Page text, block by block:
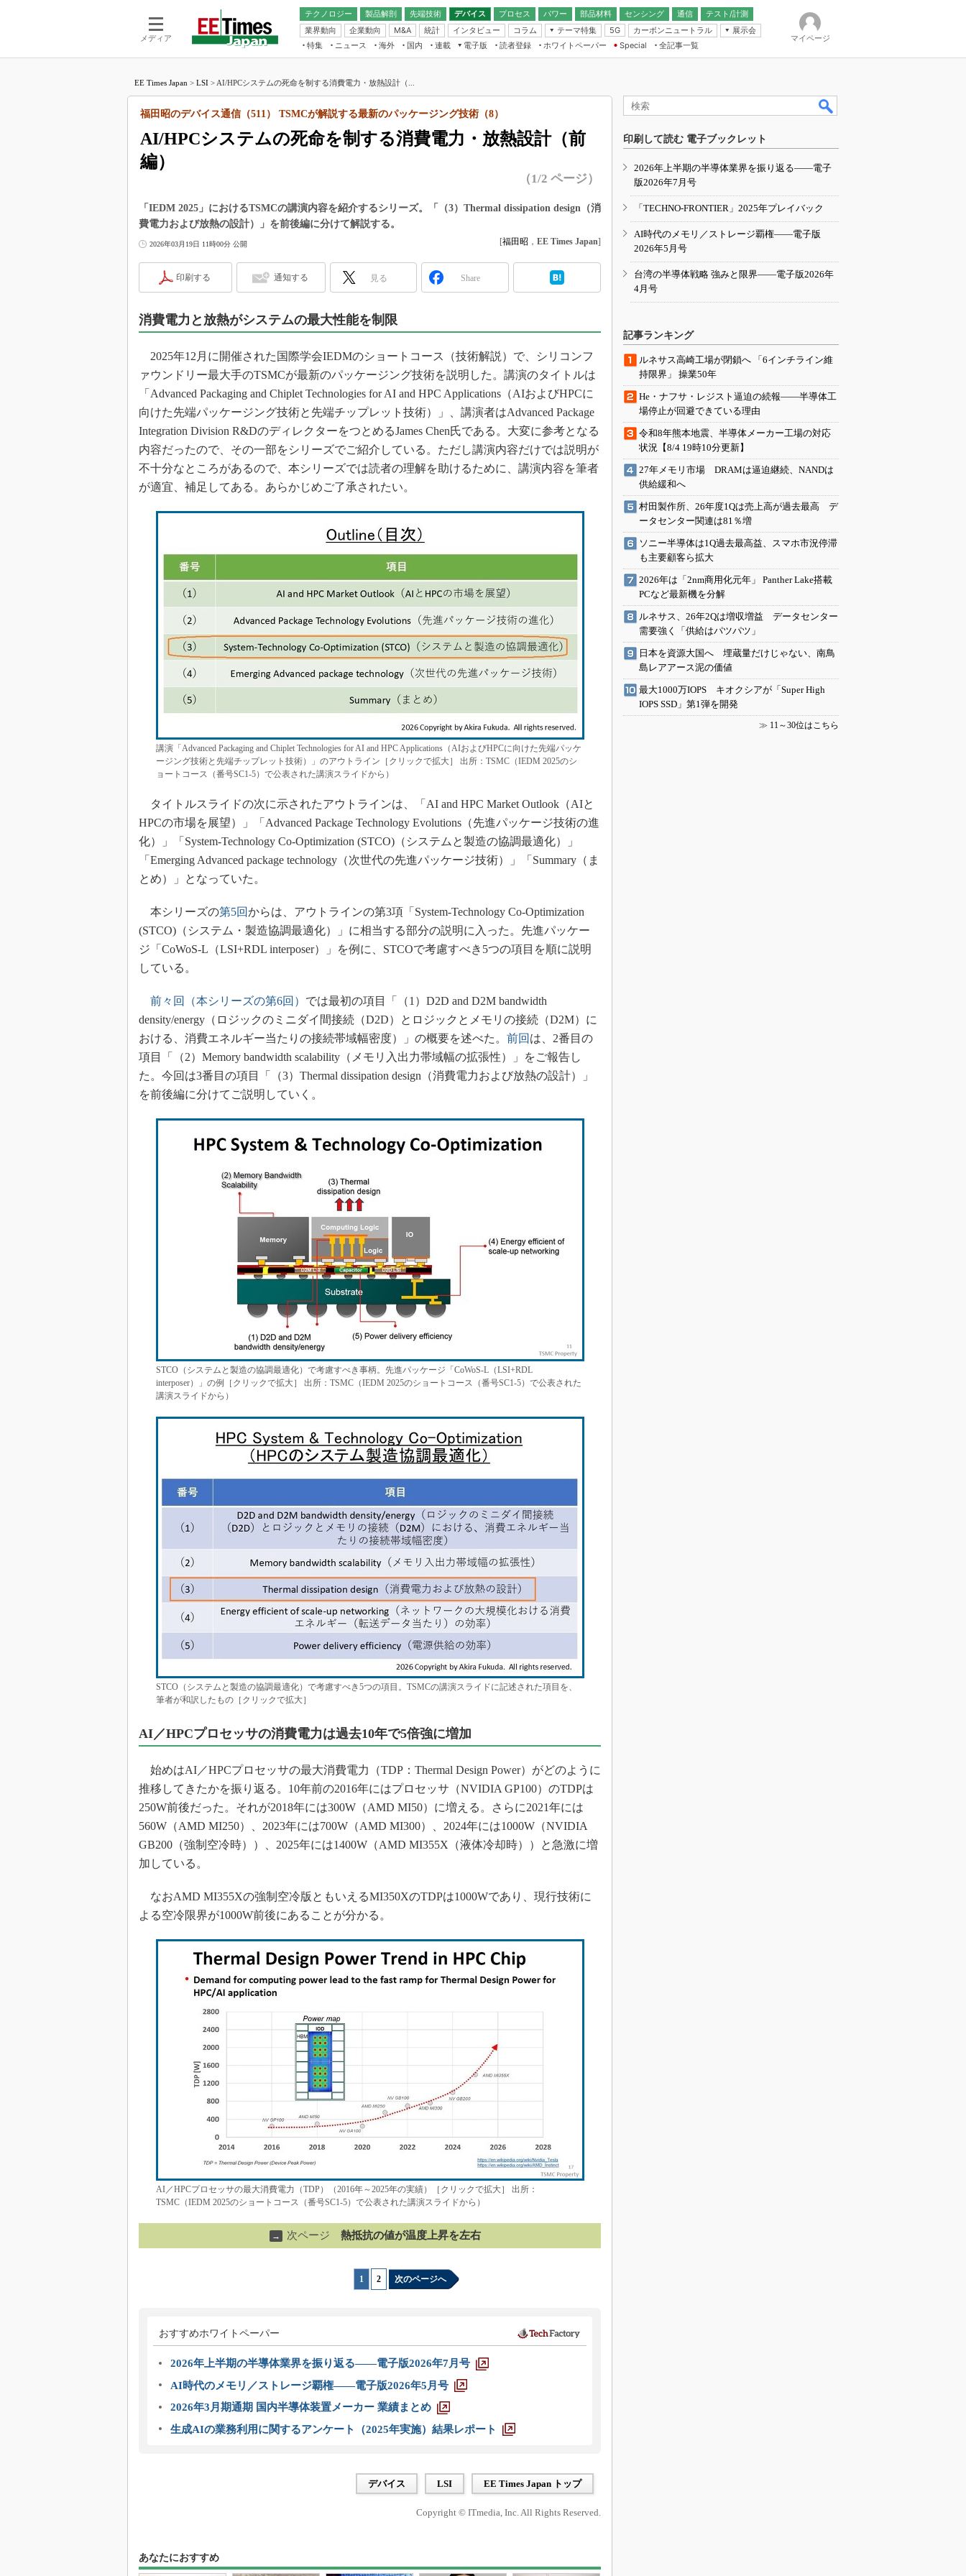
メディア
テクノロジー 製品解剖
先端技術
電池／エネルギー
デバイス
アナログ
マイコン
FPGA
プロセス パワー 部品材料 センシング
通信
無線
テスト/計測
業界動向
企業動向 M&A 統計 インタビュー コラム
テーマ特集
フィジカルAI
半導体後工程
読者調査（EE Times Research）
電源設計（EDN Japan）
5G カーボンニュートラル
展示会
IoT・エッジコンピューティング
EXPO
TECHNO-FRONTIER
人とくるま展
特集 ニュース 海外 国内
連載
福田昭のデバイス通信
湯之上隆のナノフォーカス
大山聡の業界スコープ
大原雄介のエレ・組み込みプレイバ
世界を「数字」で回してみよう
この10年で起こったこと、次の10年
で起こること
光伝送技術を知る
“異端児エンジニア”が仕掛けた社内
改革、執念の180日
イノベーションは日本を救うのか
JASA発IoT通信
IHSアナリスト「未来展望」
「英語に愛されないエンジニア」の
ための新行動論
電子版
電子ブックレット
読者登録 ホワイトペーパー
Special
全記事一覧
マイページ
EE Times Japan > LSI > AI/HPCシステムの死命を制する消費電力・放熱設計（...
AI/HPCシステムの死命を制する消費電力・放熱設計（前
編）
福田昭のデバイス通信（511） TSMCが解説する最新のパッケージング技術（8）
（1/2 ページ）
「IEDM 2025」におけるTSMCの講演内容を紹介するシリーズ。「（3）Thermal dissipation design（消
費電力および放熱の設計）」を前後編に分けて解説する。
2026年03月19日 11時00分 公開 [福田昭 ， EE Times Japan]
印刷する 通知する 見る Share
消費電力と放熱がシステムの最大性能を制限
2025年12月に開催された国際学会IEDMのショートコース（技術解説）で、シリコンフ
ァウンドリー最大手のTSMCが最新のパッケージング技術を説明した。講演のタイトルは
「Advanced Packaging and Chiplet Technologies for AI and HPC Applications（AIおよびHPCに
向けた先端パッケージング技術と先端チップレット技術）」、講演者はAdvanced Package
Integration Division R&DのディレクターをつとめるJames Chen氏である。大変に参考となる
内容だったので、その一部をシリーズでご紹介している。ただし講演内容だけでは説明が
不十分なところがあるので、本シリーズでは読者の理解を助けるために、講演内容を筆者
が適宜、補足してある。あらかじめご了承されたい。
講演「Advanced Packaging and Chiplet Technologies for AI and HPC Applications（AIおよびHPCに向けた先端パッケ
ージング技術と先端チップレット技術）」のアウトライン［クリックで拡大］ 出所：TSMC（IEDM 2025のシ
ョートコース（番号SC1-5）で公表された講演スライドから）
タイトルスライドの次に示されたアウトラインは、「AI and HPC Market Outlook（AIと
HPCの市場を展望）」「Advanced Package Technology Evolutions（先進パッケージ技術の進
化）」「System-Technology Co-Optimization (STCO)（システムと製造の協調最適化）」
「Emerging Advanced package technology（次世代の先進パッケージ技術）」「Summary（ま
とめ）」となっていた。
本シリーズの第5回からは、アウトラインの第3項「System-Technology Co-Optimization
(STCO)（システム・製造協調最適化）」に相当する部分の説明に入った。先進パッケー
ジ「CoWoS-L（LSI+RDL interposer）」を例に、STCOで考慮すべき5つの項目を順に説明
している。
前々回（本シリーズの第6回） では最初の項目「（1）D2D and D2M bandwidth
density/energy（ロジックのミニダイ間接続（D2D）とロジックとメモリの接続（D2M）に
おける、消費エネルギー当たりの接続帯域幅密度）」の概要を述べた。 前回 は、2番目の
項目「（2）Memory bandwidth scalability（メモリ入出力帯域幅の拡張性）」をご報告し
た。今回は3番目の項目「（3）Thermal dissipation design（消費電力および放熱の設計）」
を前後編に分けてご説明していく。
STCO（システムと製造の協調最適化）で考慮すべき事柄。先進パッケージ「CoWoS-L（LSI+RDL
interposer）」の例［クリックで拡大］ 出所：TSMC（IEDM 2025のショートコース（番号SC1-5）で公表された
講演スライドから）
STCO（システムと製造の協調最適化）で考慮すべき5つの項目。TSMCの講演スライドに記述された項目を、
筆者が和訳したもの［クリックで拡大］
AI／HPCプロセッサの消費電力は過去10年で5倍強に増加
始めはAI／HPCプロセッサの最大消費電力（TDP：Thermal Design Power）がどのように
推移してきたかを振り返る。10年前の2016年にはプロセッサ（NVIDIA GP100）のTDPは
250W前後だった。それが2018年には300W（AMD MI50）に増える。さらに2021年には
560W（AMD MI250）、2023年には700W（AMD MI300）、2024年には1000W（NVIDIA
GB200（強制空冷時））、2025年には1400W（AMD MI355X（液体冷却時））と急激に増
加している。
なおAMD MI355Xの強制空冷版ともいえるMI350XのTDPは1000Wであり、現行技術に
よる空冷限界が1000W前後にあることが分かる。
AI／HPCプロセッサの最大消費電力（TDP）（2016年～2025年の実績）［クリックで拡大］ 出所：
TSMC（IEDM 2025のショートコース（番号SC1-5）で公表された講演スライドから）
→ 次ページ 熱抵抗の値が温度上昇を左右
1 2 次のページへ
おすすめホワイトペーパー
2026年上半期の半導体業界を振り返る――電子版2026年7月号
AI時代のメモリ／ストレージ覇権――電子版2026年5月号
2026年3月期通期 国内半導体装置メーカー 業績まとめ
生成AIの業務利用に関するアンケート（2025年実施）結果レポート
デバイス LSI EE Times Japan トップ
Copyright © ITmedia, Inc. All Rights Reserved.
あなたにおすすめ
印刷して読む 電子ブックレット
2026年上半期の半導体業界を振り返る――電子
版2026年7月号
「TECHNO-FRONTIER」2025年プレイバック
AI時代のメモリ／ストレージ覇権――電子版
2026年5月号
台湾の半導体戦略 強みと限界――電子版2026年
4月号
記事ランキング
ルネサス高崎工場が閉鎖へ 「6インチライン維
持限界」 操業50年
He・ナフサ・レジスト逼迫の続報――半導体工
場停止が回避できている理由
令和8年熊本地震、半導体メーカー工場の対応
状況【8/4 19時10分更新】
27年メモリ市場 DRAMは逼迫継続、NANDは
供給緩和へ
村田製作所、26年度1Qは売上高が過去最高 デ
ータセンター関連は81％増
ソニー半導体は1Q過去最高益、スマホ市況停滞
も主要顧客ら拡大
2026年は「2nm商用化元年」 Panther Lake搭載
PCなど最新機を分解
ルネサス、26年2Qは増収増益 データセンター
需要強く「供給はパツパツ」
日本を資源大国へ 埋蔵量だけじゃない、南鳥
島レアアース泥の価値
最大1000万IOPS キオクシアが「Super High
IOPS SSD」第1弾を開発
≫ 11～30位はこちら